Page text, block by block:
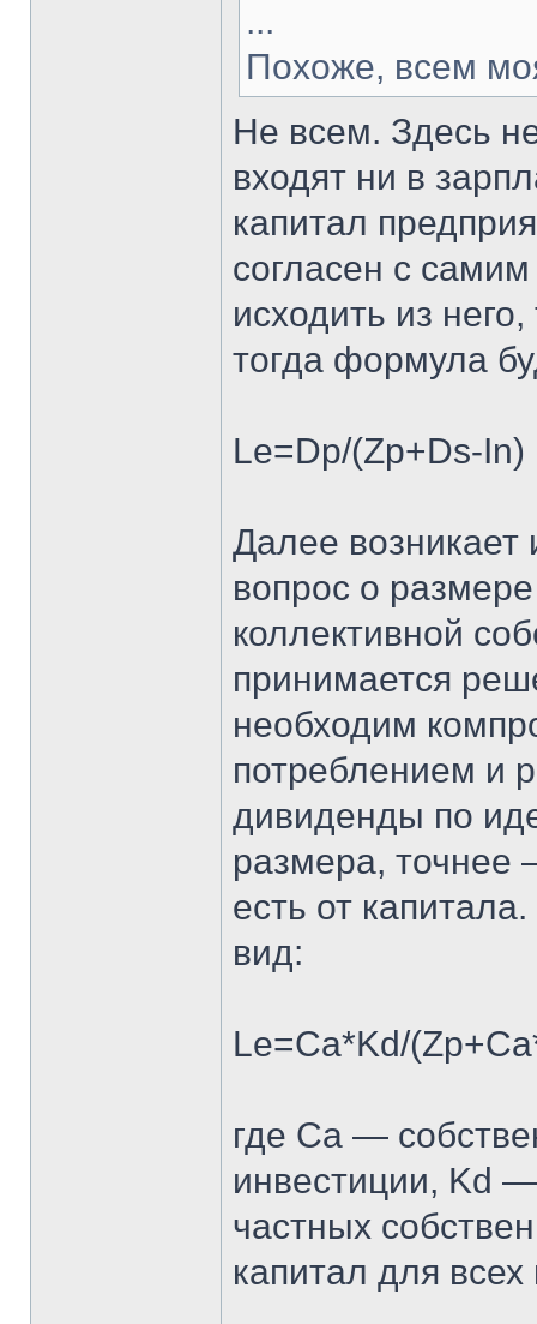
...
Похоже, всем
Не всем. Здесь
входят ни в
капитал
согласен с
исходить из
тогда формула
Le=Dp/(Zp+Ds-In)
Далее
вопрос о
коллективной
принимается
необходим
потреблением и
дивиденды по
размера, точнее
есть от
вид:
Le=Ca*Kd/
где Ca —
инвестиции, Kd
частных
капитал для